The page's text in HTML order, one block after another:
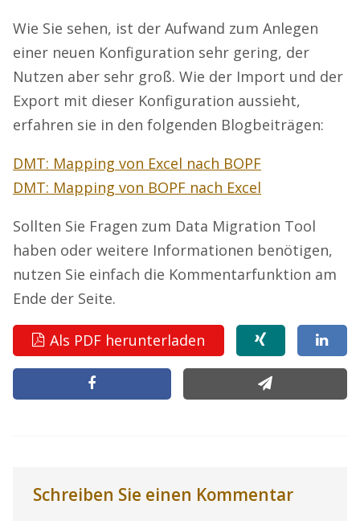
Wie Sie sehen, ist der Aufwand zum Anlegen
einer neuen Konfiguration sehr gering, der
Nutzen aber sehr groß. Wie der Import und der
Export mit dieser Konfiguration aussieht,
erfahren sie in den folgenden Blogbeiträgen:
DMT: Mapping von Excel nach BOPF
DMT: Mapping von BOPF nach Excel
Sollten Sie Fragen zum Data Migration Tool
haben oder weitere Informationen benötigen,
nutzen Sie einfach die Kommentarfunktion am
Ende der Seite.
Als PDF herunterladen
Schreiben Sie einen Kommentar